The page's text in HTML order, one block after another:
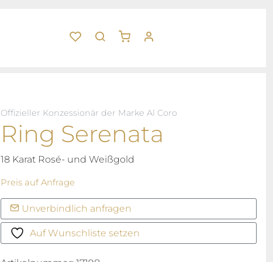
Offizieller Konzessionär der Marke Al Coro
Ring Serenata
18 Karat Rosé- und Weißgold
Preis auf Anfrage
Unverbindlich anfragen
Auf Wunschliste setzen